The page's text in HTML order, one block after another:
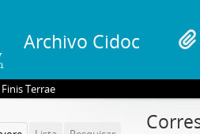
Archivo Cidoc
Terrae